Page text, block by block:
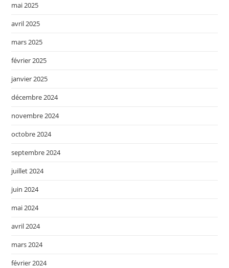
mai 2025
avril 2025
mars 2025
février 2025
janvier 2025
décembre 2024
novembre 2024
octobre 2024
septembre 2024
juillet 2024
juin 2024
mai 2024
avril 2024
mars 2024
février 2024